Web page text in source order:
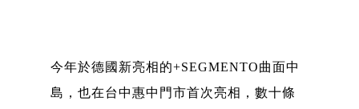
今年於德國新亮相的+SEGMENTO曲面中
島，也在台中惠中門市首次亮相，數十條